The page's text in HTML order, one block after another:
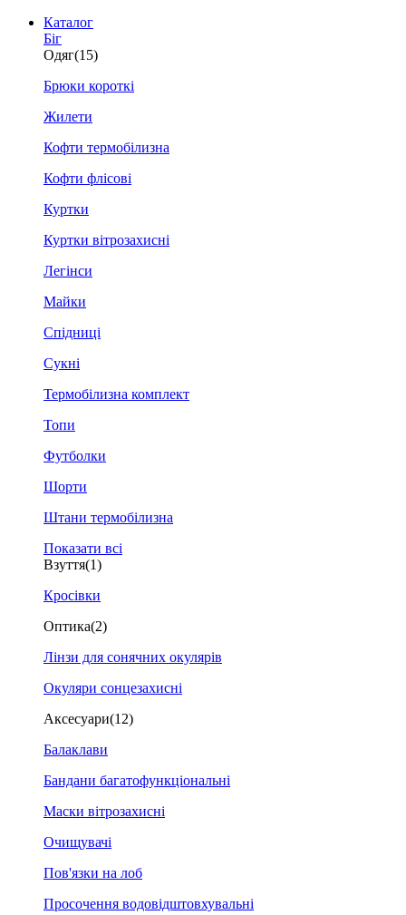
Каталог
Біг
Одяг(15)
Брюки короткі
Жилети
Кофти термобілизна
Кофти флісові
Куртки
Куртки вітрозахисні
Легінси
Майки
Спідниці
Сукні
Термобілизна комплект
Топи
Футболки
Шорти
Штани термобілизна
Показати всі
Взуття(1)
Кросівки
Оптика(2)
Лінзи для сонячних окулярів
Окуляри сонцезахисні
Аксесуари(12)
Балаклави
Бандани багатофункціональні
Маски вітрозахисні
Очищувачі
Пов'язки на лоб
Просочення водовідштовхувальні